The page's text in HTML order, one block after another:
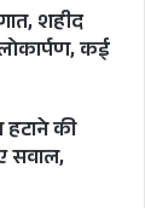
शहीद
कई
हटाने की
सवाल,